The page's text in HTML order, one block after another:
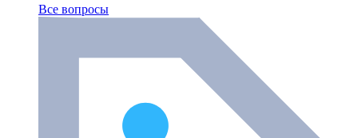
Все вопросы